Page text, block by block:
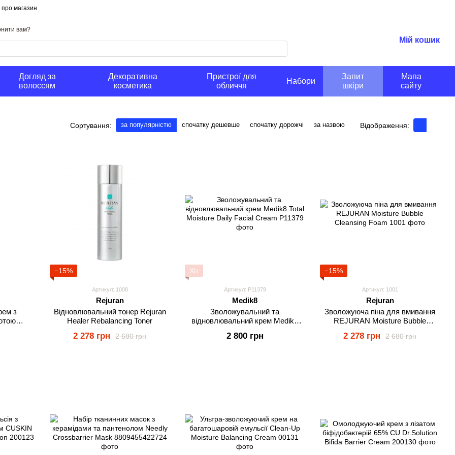
про магазин
вам?
Мій кошик
Догляд за
волоссям
Декоративна
косметика
Пристрої для
обличчя
Набори
Запит
шкіри
Мапа
сайту
Сортування: за популярністю спочатку дешевше спочатку дорожчі за назвою Відображення:
з
−15%
Артикул: 1008
Rejuran
Відновлювальний тонер Rejuran
Healer Rebalancing Toner
2 680 грн
2 278 грн
Хіт
Артикул: P11379
Medik8
Зволожувальний та
відновлювальний крем Medik8
2 800 грн
−15%
Артикул: 1001
Rejuran
Зволожуюча піна для вмивання
REJURAN Moisture Bubble
2 680 грн
2 278 грн